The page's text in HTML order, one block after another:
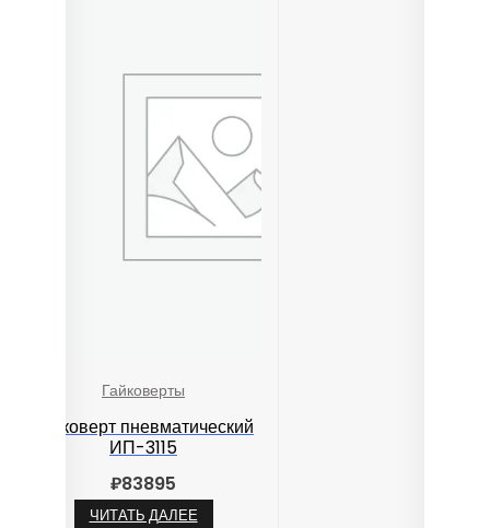
Гайковерты
Гайковерт пневматический
ИП-3115
₽83895
ЧИТАТЬ ДАЛЕЕ